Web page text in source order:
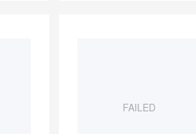
FAILED